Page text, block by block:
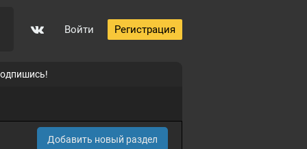
Войти Регистрация
Добавить новый раздел